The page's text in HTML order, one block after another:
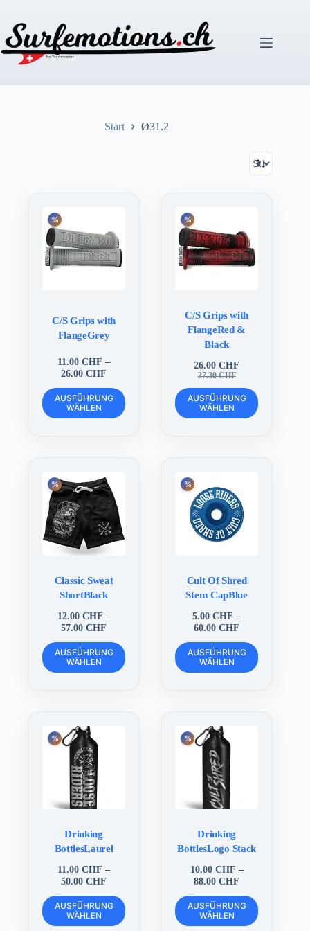
springen
Start Ø31.2
C/S Grips with
FlangeGrey
11.00CHF –
26.00CHF
bis
26.00 CHF
AUSFÜHRUNG
WÄHLEN
Dieses
Produkt
weist
Optionen
können
auf
der
Produktseite
gewählt
werden
C/S Grips with
FlangeRed &
Black
27.30CHF
Ursprünglicher
Preis
war:
27.30 CHF
26.00CHF
Aktueller
Preis
ist:
26.00 CHF.
AUSFÜHRUNG
WÄHLEN
Dieses
Produkt
weist
Optionen
können
Produktseite
gewählt
Classic Sweat
ShortBlack
12.00 CHF –
57.00CHF
bis
57.00 CHF
AUSFÜHRUNG
WÄHLEN
Dieses
Produkt
weist
Optionen
können
Produktseite
gewählt
werden
Cult Of Shred
Stem CapBlue
5.00CHF –
60.00CHF
bis
60.00 CHF
AUSFÜHRUNG
WÄHLEN
Dieses
Produkt
weist
Optionen
können
Produktseite
werden
Drinking
BottlesLaurel
11.00CHF –
50.00CHF
bis
50.00 CHF
AUSFÜHRUNG
WÄHLEN
Dieses
Produkt
weist
Drinking
BottlesLogo Stack
10.00 CHF –
88.00CHF
bis
88.00 CHF
AUSFÜHRUNG
WÄHLEN
Dieses
Produkt
weist